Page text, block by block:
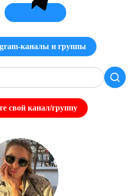
каналы и группы
свой канал/группу